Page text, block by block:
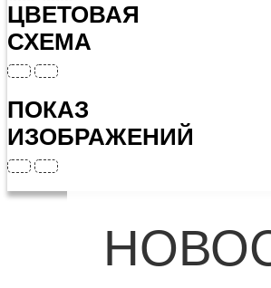
ЦВЕТОВАЯ
СХЕМА
ПОКАЗ
ИЗОБРАЖЕНИЙ